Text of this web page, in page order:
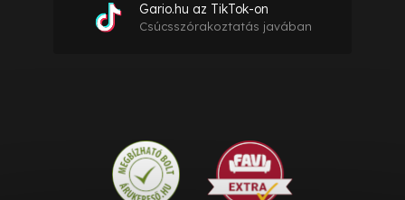
Gario.hu az TikTok-on
Csúcsszórakoztatás javában